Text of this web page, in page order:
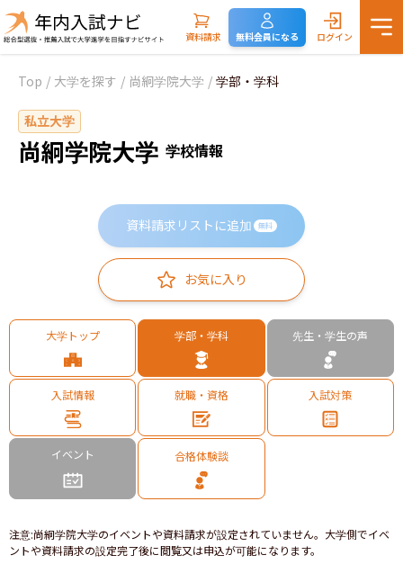
資料請求 無料会員になる ログイン
Top / 大学を探す / 尚絅学院大学 / 学部・学科
私立大学
尚絅学院大学 学校情報
資料請求リストに追加 無料
お気に入り
大学トップ 学部・学科 先生・学生の声
入試情報 就職・資格 入試対策
イベント 合格体験談
注意:尚絅学院大学のイベントや資料請求が設定されていません。大学側でイベ
ントや資料請求の設定完了後に閲覧又は申込が可能になります。